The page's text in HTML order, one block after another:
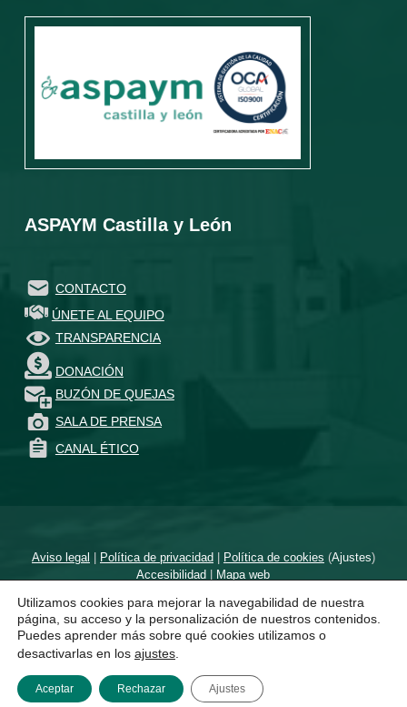
MENÚ
ASPAYM Castilla y León
CONTACTO
ÚNETE AL EQUIPO
TRANSPARENCIA
DONACIÓN
BUZÓN DE QUEJAS
SALA DE PRENSA
CANAL ÉTICO
Aviso legal | Política de privacidad| Política de cookies (Ajustes)
Accesibilidad | Mapa web
Diseñado por un proyecto de
Utilizamos cookies para mejorar la navegabilidad de nuestra
página, su acceso y la personalización de nuestros contenidos.
Puedes aprender más sobre qué cookies utilizamos o
desactivarlas en los ajustes
Aceptar Rechazar Ajustes